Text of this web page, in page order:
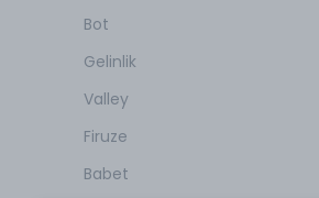
Bot
Gelinlik
Valley
Firuze
Babet